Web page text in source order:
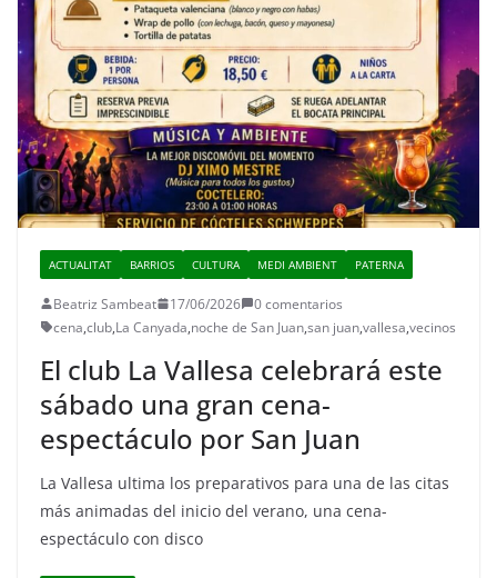
ACTUALITAT BARRIOS CULTURA MEDI AMBIENT PATERNA
Beatriz Sambeat 17/06/2026
0 comentarios
cena,club,La Canyada,noche de San Juan,san juan,vallesa,vecinos
El club La Vallesa celebrará este
sábado una gran cena-
espectáculo por San Juan
La Vallesa ultima los preparativos para una de las citas
más animadas del inicio del verano, una cena-
espectáculo con disco